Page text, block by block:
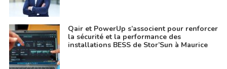
Qair et PowerUp s’associent pour renforcer
la sécurité et la performance des
installations BESS de Stor’Sun à Maurice